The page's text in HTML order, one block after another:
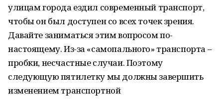
улицам города ездил современный транспорт,
чтобы он был доступен со всех точек зрения.
Давайте заниматься этим вопросом по-
настоящему. Из-за «самопального» транспорта –
пробки, несчастные случаи. Поэтому
следующую пятилетку мы должны завершить
изменением транспортной